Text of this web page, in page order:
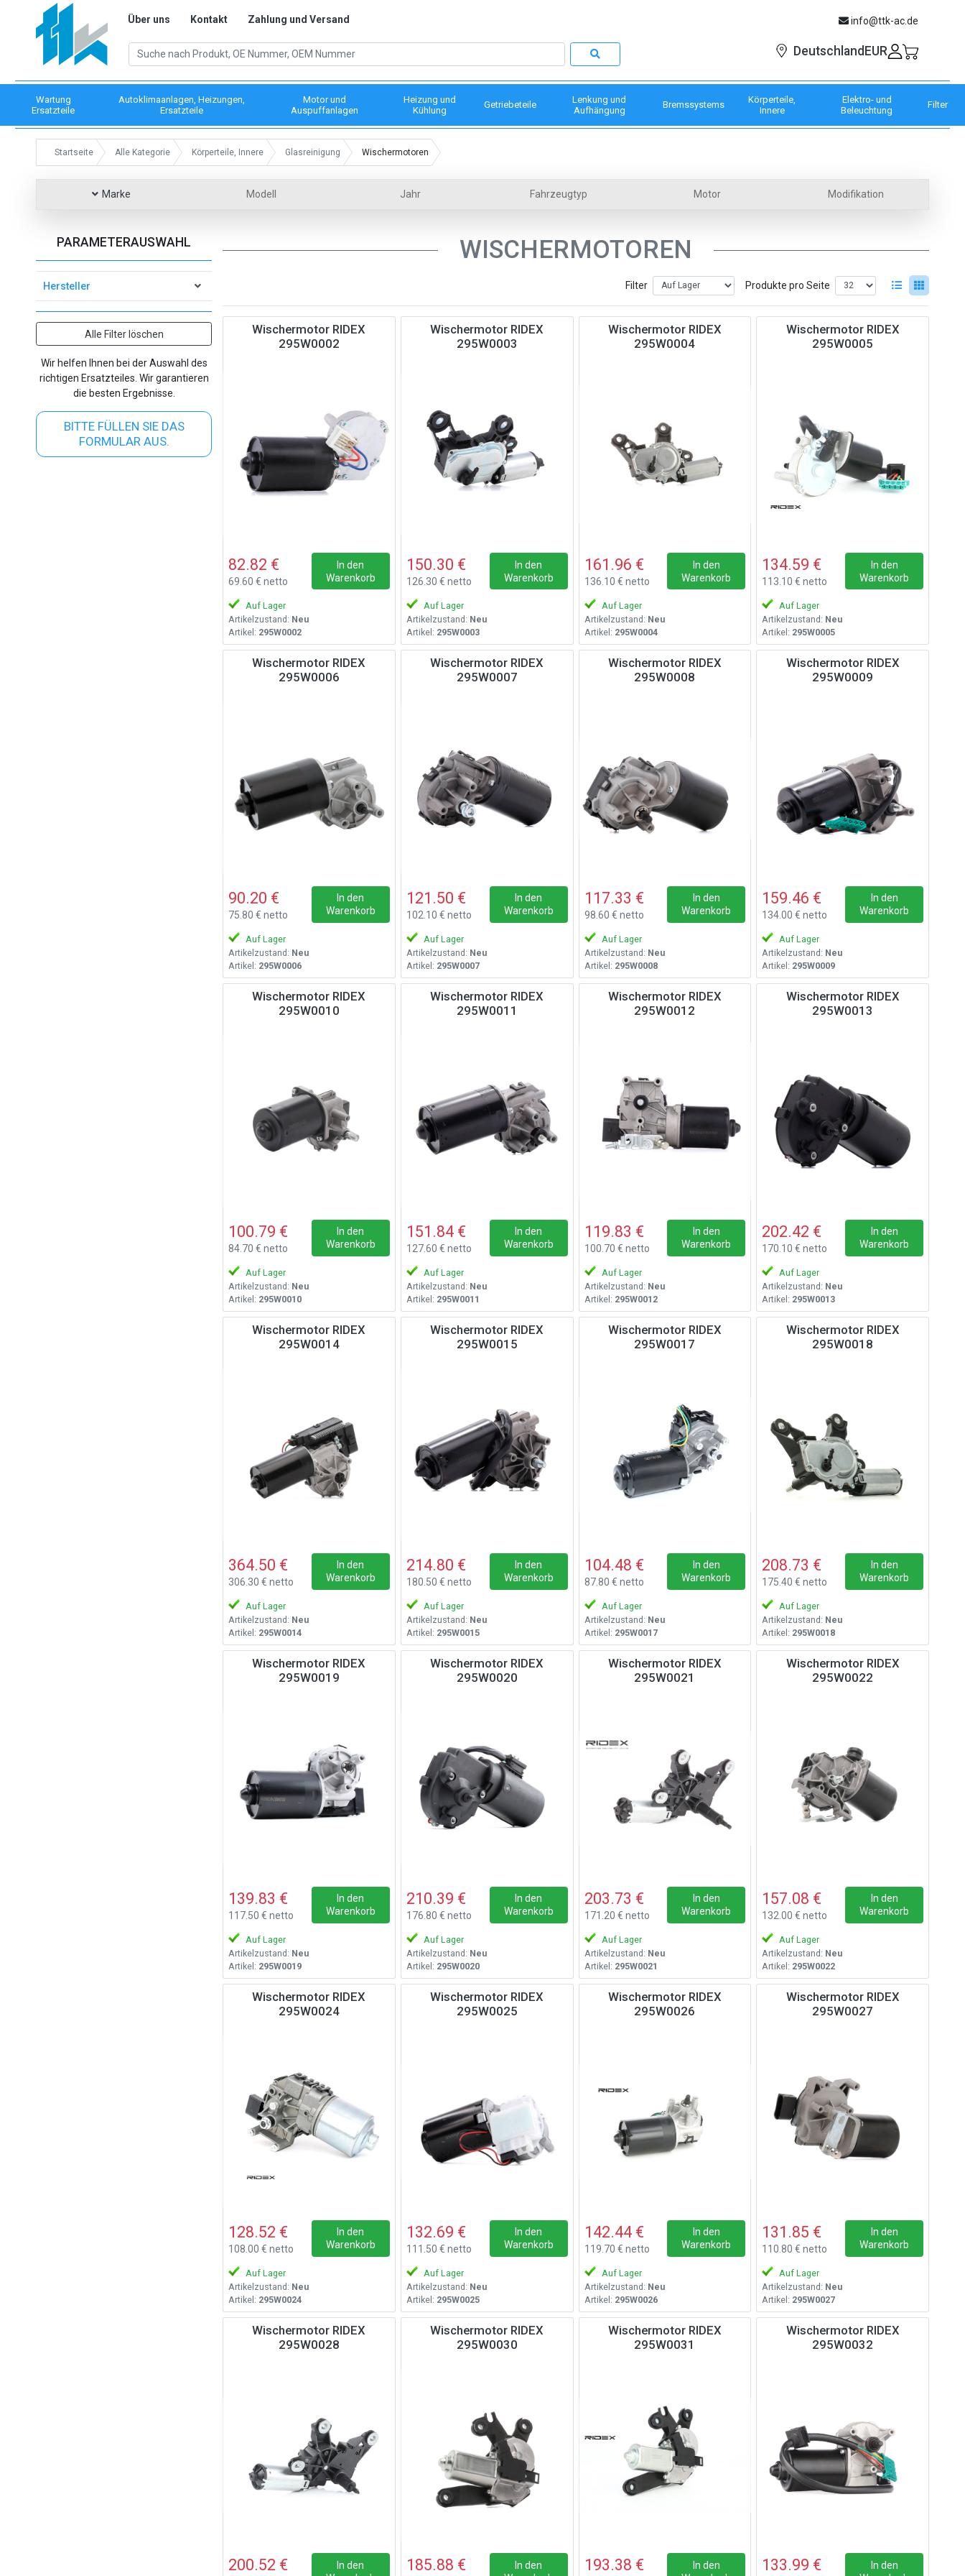
Über uns Kontakt Zahlung und Versand info@ttk-ac.de
Deutschland EUR
Wartung
Ersatzteile
Autoklimaanlagen, Heizungen,
Ersatzteile
Motor und
Auspuffanlagen
Heizung und
Kühlung
Getriebeteile
Lenkung und
Aufhängung
Bremssystems
Körperteile,
Innere
Elektro- und
Beleuchtung
Filter
Startseite Alle Kategorie Körperteile, Innere Glasreinigung Wischermotoren
Marke Modell Jahr Fahrzeugtyp Motor Modifikation
PARAMETERAUSWAHL
Hersteller
Alle Filter löschen
Wir helfen Ihnen bei der Auswahl des
richtigen Ersatzteiles. Wir garantieren
die besten Ergebnisse.
BITTE FÜLLEN SIE DAS
FORMULAR AUS.
WISCHERMOTOREN
Filter Produkte pro Seite
Wischermotor RIDEX
295W0002
82.82 €
69.60 € netto
In den
Warenkorb
Auf Lager
Artikelzustand: Neu
Artikel: 295W0002
Wischermotor RIDEX
295W0003
150.30 €
126.30 € netto
In den
Warenkorb
Auf Lager
Artikelzustand: Neu
Artikel: 295W0003
Wischermotor RIDEX
295W0004
161.96 €
136.10 € netto
In den
Warenkorb
Auf Lager
Artikelzustand: Neu
Artikel: 295W0004
Wischermotor RIDEX
295W0005
134.59 €
113.10 € netto
In den
Warenkorb
Auf Lager
Artikelzustand: Neu
Artikel: 295W0005
Wischermotor RIDEX
295W0006
90.20 €
75.80 € netto
In den
Warenkorb
Auf Lager
Artikelzustand: Neu
Artikel: 295W0006
Wischermotor RIDEX
295W0007
121.50 €
102.10 € netto
In den
Warenkorb
Auf Lager
Artikelzustand: Neu
Artikel: 295W0007
Wischermotor RIDEX
295W0008
117.33 €
98.60 € netto
In den
Warenkorb
Auf Lager
Artikelzustand: Neu
Artikel: 295W0008
Wischermotor RIDEX
295W0009
159.46 €
134.00 € netto
In den
Warenkorb
Auf Lager
Artikelzustand: Neu
Artikel: 295W0009
Wischermotor RIDEX
295W0010
100.79 €
84.70 € netto
In den
Warenkorb
Auf Lager
Artikelzustand: Neu
Artikel: 295W0010
Wischermotor RIDEX
295W0011
151.84 €
127.60 € netto
In den
Warenkorb
Auf Lager
Artikelzustand: Neu
Artikel: 295W0011
Wischermotor RIDEX
295W0012
119.83 €
100.70 € netto
In den
Warenkorb
Auf Lager
Artikelzustand: Neu
Artikel: 295W0012
Wischermotor RIDEX
295W0013
202.42 €
170.10 € netto
In den
Warenkorb
Auf Lager
Artikelzustand: Neu
Artikel: 295W0013
Wischermotor RIDEX
295W0014
364.50 €
306.30 € netto
In den
Warenkorb
Auf Lager
Artikelzustand: Neu
Artikel: 295W0014
Wischermotor RIDEX
295W0015
214.80 €
180.50 € netto
In den
Warenkorb
Auf Lager
Artikelzustand: Neu
Artikel: 295W0015
Wischermotor RIDEX
295W0017
104.48 €
87.80 € netto
In den
Warenkorb
Auf Lager
Artikelzustand: Neu
Artikel: 295W0017
Wischermotor RIDEX
295W0018
208.73 €
175.40 € netto
In den
Warenkorb
Auf Lager
Artikelzustand: Neu
Artikel: 295W0018
Wischermotor RIDEX
295W0019
139.83 €
117.50 € netto
In den
Warenkorb
Auf Lager
Artikelzustand: Neu
Artikel: 295W0019
Wischermotor RIDEX
295W0020
210.39 €
176.80 € netto
In den
Warenkorb
Auf Lager
Artikelzustand: Neu
Artikel: 295W0020
Wischermotor RIDEX
295W0021
203.73 €
171.20 € netto
In den
Warenkorb
Auf Lager
Artikelzustand: Neu
Artikel: 295W0021
Wischermotor RIDEX
295W0022
157.08 €
132.00 € netto
In den
Warenkorb
Auf Lager
Artikelzustand: Neu
Artikel: 295W0022
Wischermotor RIDEX
295W0024
128.52 €
108.00 € netto
In den
Warenkorb
Auf Lager
Artikelzustand: Neu
Artikel: 295W0024
Wischermotor RIDEX
295W0025
132.69 €
111.50 € netto
In den
Warenkorb
Auf Lager
Artikelzustand: Neu
Artikel: 295W0025
Wischermotor RIDEX
295W0026
142.44 €
119.70 € netto
In den
Warenkorb
Auf Lager
Artikelzustand: Neu
Artikel: 295W0026
Wischermotor RIDEX
295W0027
131.85 €
110.80 € netto
In den
Warenkorb
Auf Lager
Artikelzustand: Neu
Artikel: 295W0027
Wischermotor RIDEX
295W0028
200.52 €
In den
Wischermotor RIDEX
295W0030
185.88 €
In den
Wischermotor RIDEX
295W0031
193.38 €
In den
Wischermotor RIDEX
295W0032
133.99 €
In den